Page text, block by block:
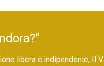
libera e indipendente, Il